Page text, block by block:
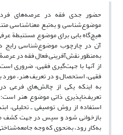
حضور جدی فقه در عرصه‌های فردی
موضوع‌شناسی و به‌تبع معناشناسی
هیچ‌گاه بابی برای موضوع مستنبطة
آن در چارچوب موضوع‌شناسی رایج
به‌منظور نقش‌آفرینی فعال فقه در
از آنها با جهت‌گیری فقهی، ضروری
فقهی، استحصال و در تعریف هنر، مورد
به اینکه یکی از چالش‌های فرعی
تعریف‌ناپذیری ذاتی موضوع هنر
استفاده از روش توصیفی ـ تحلیلی،
بازخوانی شود و سپس در جهت کشف
به‌کار رود، به‌نحوی که وجه